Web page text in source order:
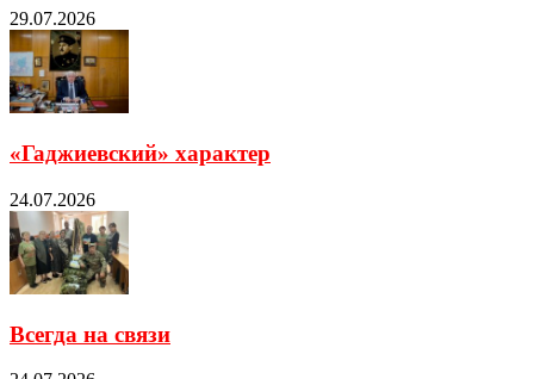
29.07.2026
«Гаджиевский» характер
24.07.2026
Всегда на связи